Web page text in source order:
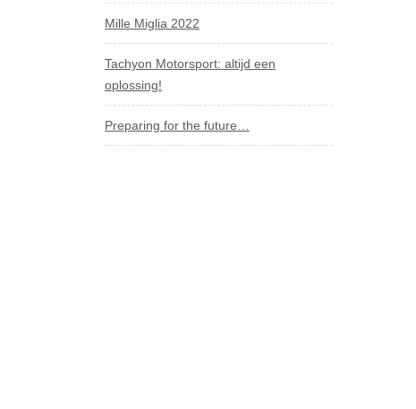
Mille Miglia 2022
Tachyon Motorsport: altijd een
oplossing!
Preparing for the future…